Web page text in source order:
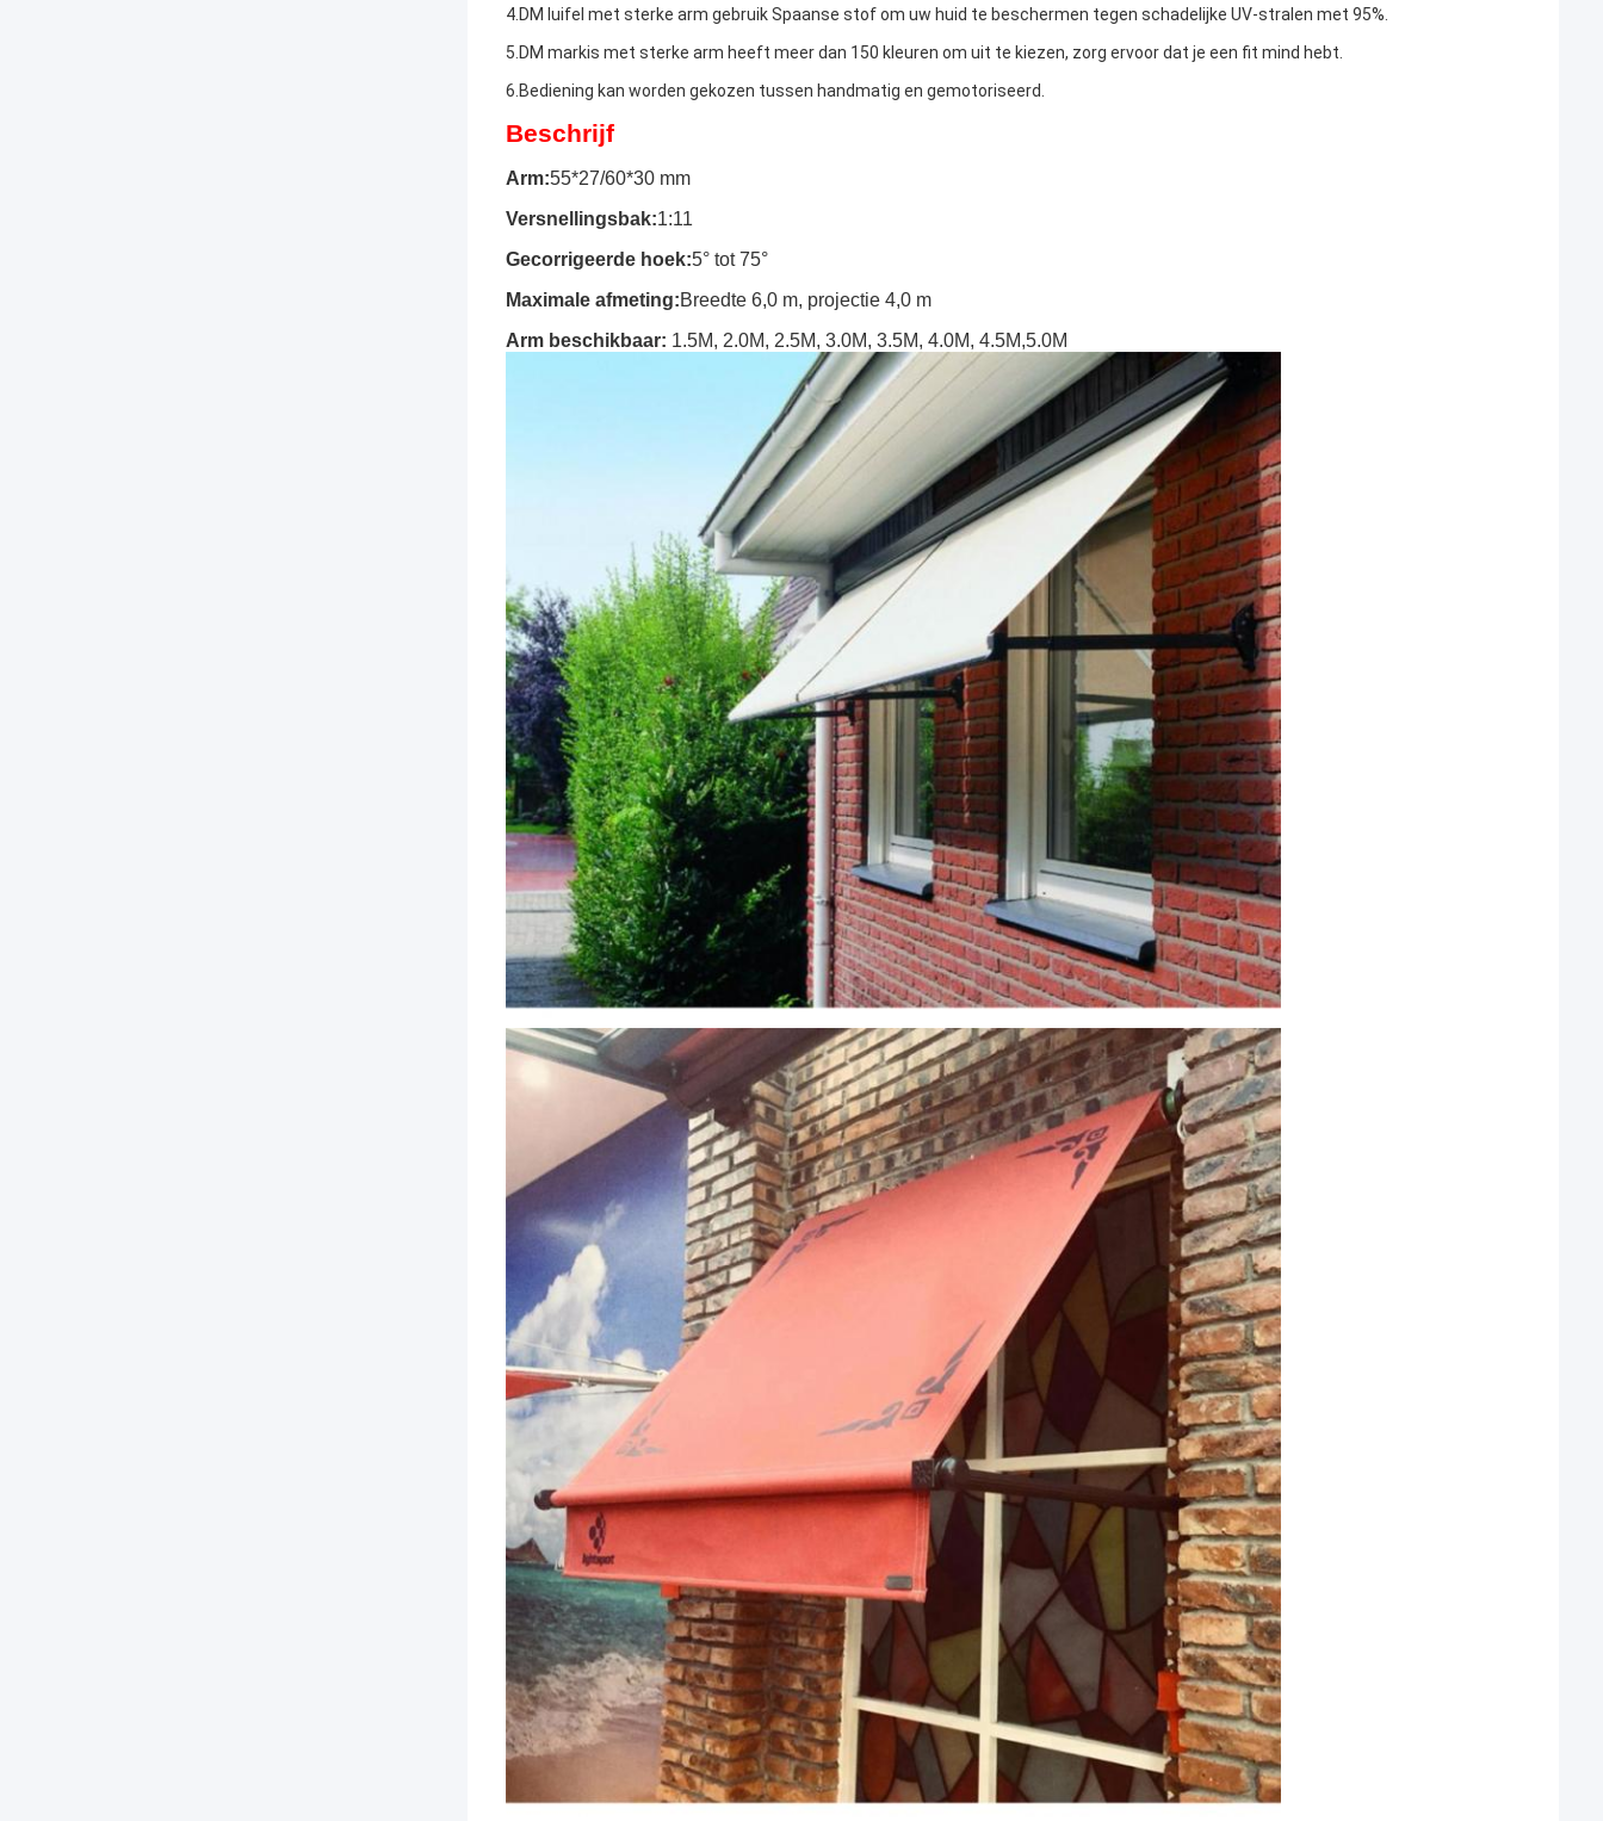
4.DM luifel met sterke arm gebruik Spaanse stof om uw huid te beschermen tegen schadelijke UV-stralen met 95%.
5.DM markis met sterke arm heeft meer dan 150 kleuren om uit te kiezen, zorg ervoor dat je een fit mind hebt.
6.Bediening kan worden gekozen tussen handmatig en gemotoriseerd.
Beschrijf
Arm:55*27/60*30 mm
Versnellingsbak:1:11
Gecorrigeerde hoek:5° tot 75°
Maximale afmeting:Breedte 6,0 m, projectie 4,0 m
Arm beschikbaar: 1.5M, 2.0M, 2.5M, 3.0M, 3.5M, 4.0M, 4.5M,5.0M